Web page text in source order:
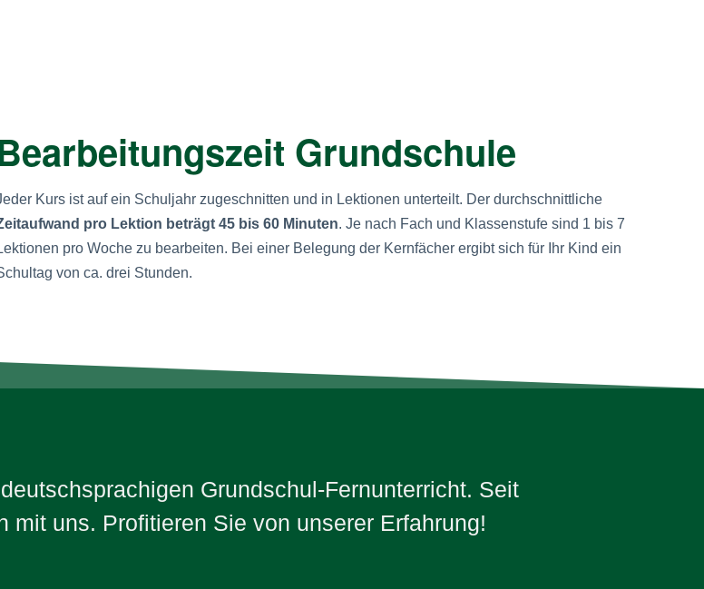
Grundschule
Kurs ist auf ein Schuljahr zugeschnitten und in Lektionen unterteilt. Der durchschnittliche
pro Lektion beträgt 45 bis 60 Minuten. Je nach Fach und Klassenstufe sind 1 bis 7
pro Woche zu bearbeiten. Bei einer Belegung der Kernfächer ergibt sich für Ihr Kind ein
von ca. drei Stunden.
Grundschul-Fernunterricht. Seit
mit uns. Profitieren Sie von unserer Erfahrung!